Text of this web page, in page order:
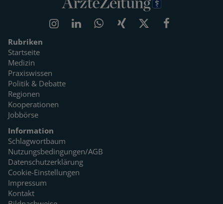
Rubriken
Startseite
Medizin
Praxiswissen
Politik & Debatte
Regionen
Kooperationen
Jobbörse
Information
Schlagwortbaum
Nutzungsbedingungen/AGB
Datenschutzerklärung
Cookie-Einstellungen
Impressum
Kontakt